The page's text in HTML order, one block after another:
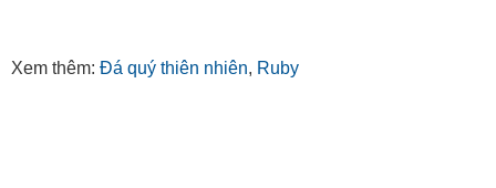
Xem thêm: Đá quý thiên nhiên, Ruby